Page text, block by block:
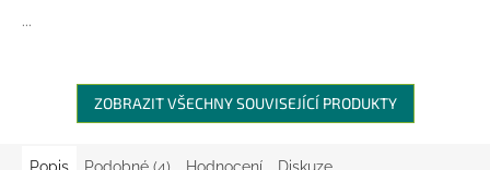
...
ZOBRAZIT VŠECHNY SOUVISEJÍCÍ PRODUKTY
Popis Podobné (4) Hodnocení Diskuze